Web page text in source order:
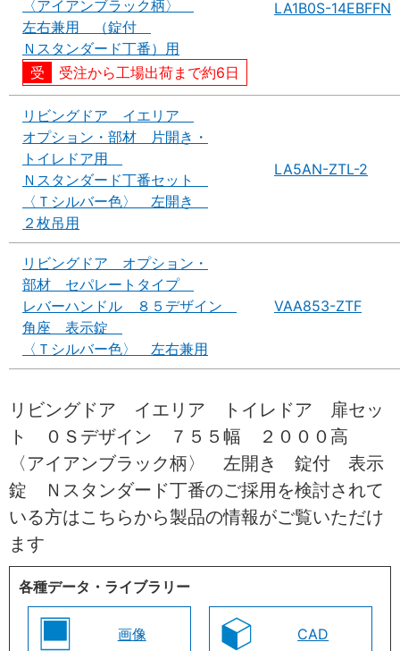
〈アイアンブラック柄〉
左右兼用 （錠付
Ｎスタンダード丁番）用
受注から工場出荷まで約6日
LA1B0S-14EBFFN
リビングドア イエリア
オプション・部材 片開き・
トイレドア用
Ｎスタンダード丁番セット
〈Ｔシルバー色〉 左開き
２枚吊用
LA5AN-ZTL-2
リビングドア オプション・
部材 セパレートタイプ
レバーハンドル ８５デザイン
角座 表示錠
〈Ｔシルバー色〉 左右兼用
VAA853-ZTF
リビングドア イエリア トイレドア 扉セッ
ト ０Ｓデザイン ７５５幅 ２０００高
〈アイアンブラック柄〉 左開き 錠付 表示
錠 Ｎスタンダード丁番のご採用を検討されて
いる方はこちらから製品の情報がご覧いただけ
ます
各種データ・ライブラリー
画像 CAD